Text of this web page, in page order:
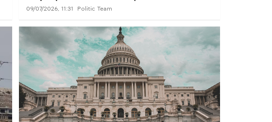
09/07/2026, 11:31 Politic Team